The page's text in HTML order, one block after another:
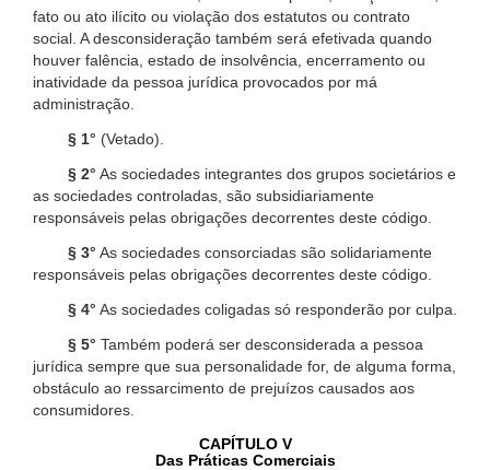
fato ou ato ilícito ou violação dos estatutos ou contrato
social. A desconsideração também será efetivada quando
houver falência, estado de insolvência, encerramento ou
inatividade da pessoa jurídica provocados por má
administração.
§ 1° (Vetado).
§ 2° As sociedades integrantes dos grupos societários e
as sociedades controladas, são subsidiariamente
responsáveis pelas obrigações decorrentes deste código.
§ 3° As sociedades consorciadas são solidariamente
responsáveis pelas obrigações decorrentes deste código.
§ 4° As sociedades coligadas só responderão por culpa.
§ 5° Também poderá ser desconsiderada a pessoa
jurídica sempre que sua personalidade for, de alguma forma,
obstáculo ao ressarcimento de prejuízos causados aos
consumidores.
CAPÍTULO V
Das Práticas Comerciais